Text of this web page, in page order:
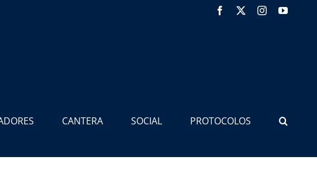
Facebook Instagram
CANTERA SOCIAL PROTOCOLOS